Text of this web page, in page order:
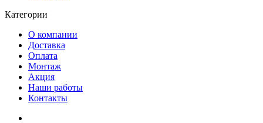
Категории
О компании
Доставка
Оплата
Монтаж
Акция
Наши работы
Контакты